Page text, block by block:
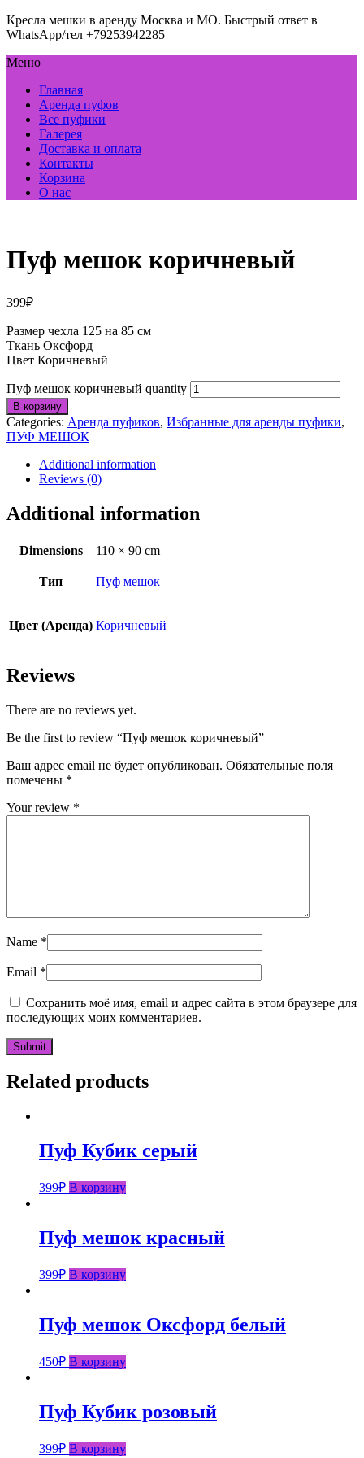
Кресла мешки в аренду Москва и МО. Быстрый ответ в
WhatsApp/тел +79253942285
Меню
Главная
Аренда пуфов
Все пуфики
Галерея
Доставка и оплата
Контакты
Корзина
О нас
Пуф мешок коричневый
399₽
Размер чехла 125 на 85 см
Ткань Оксфорд
Цвет Коричневый
Пуф мешок коричневый quantity
В корзину
Categories: Аренда пуфиков, Избранные для аренды пуфики,
ПУФ МЕШОК
Additional information
Reviews (0)
Additional information
Dimensions 110 × 90 cm
Тип Пуф мешок
Цвет (Аренда) Коричневый
Reviews
There are no reviews yet.
Be the first to review “Пуф мешок коричневый”
Ваш адрес email не будет опубликован. Обязательные поля
помечены *
Your review *
Name *
Email *
Сохранить моё имя, email и адрес сайта в этом браузере для
последующих моих комментариев.
Related products
Пуф Кубик серый
399₽ В корзину
Пуф мешок красный
399₽ В корзину
Пуф мешок Оксфорд белый
450₽ В корзину
Пуф Кубик розовый
399₽ В корзину